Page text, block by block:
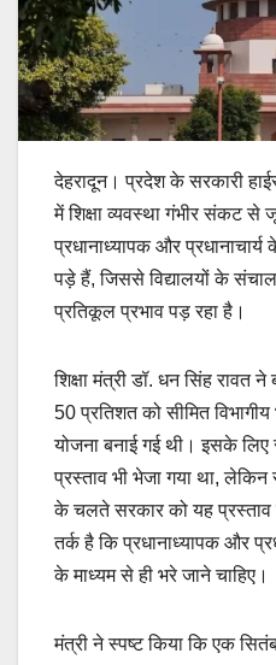
देहरादून। प्रदेश के सरकारी
में शिक्षा व्यवस्था गंभीर संकट
प्रधानाध्यापक और
पड़े हैं, जिससे विद्यालयों के
प्रतिकूल प्रभाव पड़ रहा है।
शिक्षा मंत्री डॉ. धन सिंह रावत
50 प्रतिशत को सीमित
योजना बनाई गई थी। इसके
प्रस्ताव भी भेजा गया था,
के चलते सरकार को यह प्रस्ताव
तर्क है कि प्रधानाध्यापक और
के माध्यम से ही भरे जाने चाहिए।
मंत्री ने स्पष्ट किया कि एक